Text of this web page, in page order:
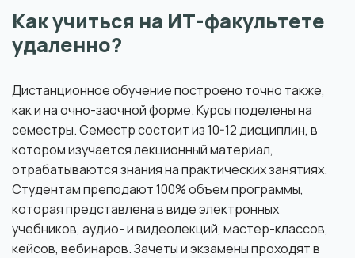
Как учиться на ИТ-факультете
удаленно?
Дистанционное обучение построено точно также,
как и на очно-заочной форме. Курсы поделены на
семестры. Семестр состоит из 10-12 дисциплин, в
котором изучается лекционный материал,
отрабатываются знания на практических занятиях.
Студентам преподают 100% объем программы,
которая представлена в виде электронных
учебников, аудио- и видеолекций, мастер-классов,
кейсов, вебинаров. Зачеты и экзамены проходят в